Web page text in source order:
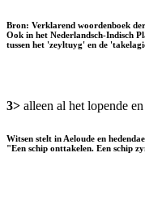
Bron: Verklarend woordenboek
Ook in het Nederlandsch-Indisch
tussen het 'zeyltuyg' en de
3> alleen al het lopende en
Witsen stelt in Aeloude en
"Een schip onttakelen. Een schip